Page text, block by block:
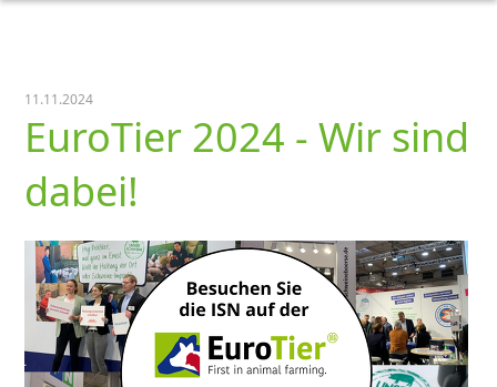
11.11.2024
EuroTier 2024 - Wir sind
dabei!